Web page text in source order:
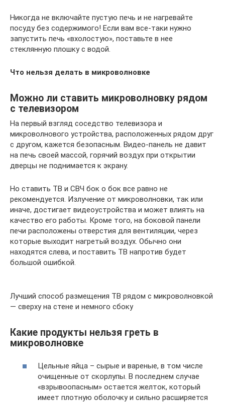
Никогда не включайте пустую печь и не нагревайте
посуду без содержимого! Если вам все-таки нужно
запустить печь «вхолостую», поставьте в нее
стеклянную плошку с водой.
Что нельзя делать в микроволновке
Можно ли ставить микроволновку рядом
с телевизором
На первый взгляд соседство телевизора и
микроволнового устройства, расположенных рядом друг
с другом, кажется безопасным. Видео-панель не давит
на печь своей массой, горячий воздух при открытии
дверцы не поднимается к экрану.
Но ставить ТВ и СВЧ бок о бок все равно не
рекомендуется. Излучение от микроволновки, так или
иначе, достигает видеоустройства и может влиять на
качество его работы. Кроме того, на боковой панели
печи расположены отверстия для вентиляции, через
которые выходит нагретый воздух. Обычно они
находятся слева, и поставить ТВ напротив будет
большой ошибкой.
Лучший способ размещения ТВ рядом с микроволновкой
— сверху на стене и немного сбоку
Какие продукты нельзя греть в
микроволновке
Цельные яйца – сырые и вареные, в том числе
очищенные от скорлупы. В последнем случае
«взрывоопасным» остается желток, который
имеет плотную оболочку и сильно расширяется